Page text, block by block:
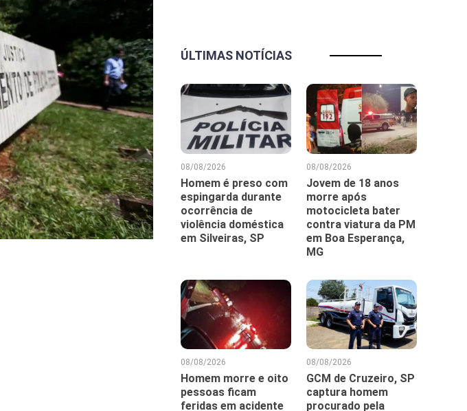
ÚLTIMAS NOTÍCIAS
08/08/2026
Homem é preso com
espingarda durante
ocorrência de
violência doméstica
em Silveiras, SP
08/08/2026
Jovem de 18 anos
morre após
motocicleta bater
contra viatura da PM
em Boa Esperança,
MG
08/08/2026
Homem morre e oito
pessoas ficam
feridas em acidente
08/08/2026
GCM de Cruzeiro, SP
captura homem
procurado pela